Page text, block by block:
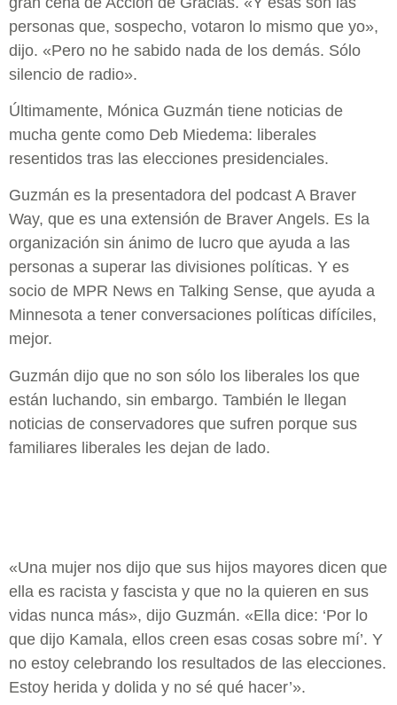
personas que, sospecho, votaron lo mismo que yo»,
dijo. «Pero no he sabido nada de los demás. Sólo
silencio de radio».
Últimamente, Mónica Guzmán tiene noticias de
mucha gente como Deb Miedema: liberales
resentidos tras las elecciones presidenciales.
Guzmán es la presentadora del podcast A Braver
Way, que es una extensión de Braver Angels. Es la
organización sin ánimo de lucro que ayuda a las
personas a superar las divisiones políticas. Y es
socio de MPR News en Talking Sense, que ayuda a
Minnesota a tener conversaciones políticas difíciles,
mejor.
Guzmán dijo que no son sólo los liberales los que
están luchando, sin embargo. También le llegan
noticias de conservadores que sufren porque sus
familiares liberales les dejan de lado.
«Una mujer nos dijo que sus hijos mayores dicen que
ella es racista y fascista y que no la quieren en sus
vidas nunca más», dijo Guzmán. «Ella dice: ‘Por lo
que dijo Kamala, ellos creen esas cosas sobre mí’. Y
no estoy celebrando los resultados de las elecciones.
Estoy herida y dolida y no sé qué hacer’».